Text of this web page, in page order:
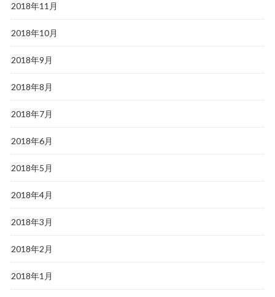
2018年11月
2018年10月
2018年9月
2018年8月
2018年7月
2018年6月
2018年5月
2018年4月
2018年3月
2018年2月
2018年1月